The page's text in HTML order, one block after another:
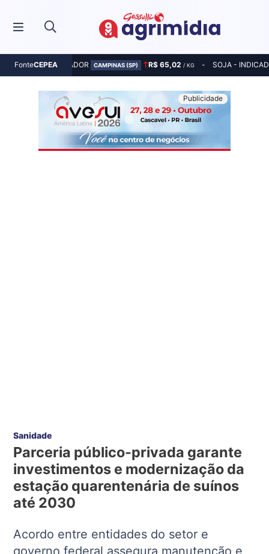
FonteCEPEA
MILHO - INDICADOR CAMPINAS (SP) R$ 65,02 / KG SOJA -
Sanidade
Parceria público-privada garante
investimentos e modernização da
estação quarentenária de suínos
até 2030
Acordo entre entidades do setor e
governo federal assegura manutenção e